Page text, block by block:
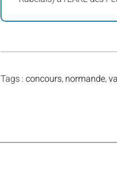
Tags :concours, normande,